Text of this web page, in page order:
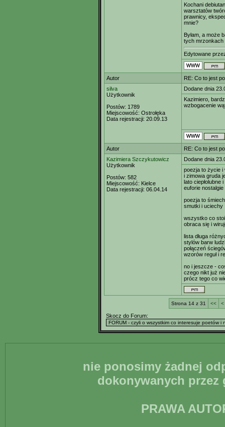
Kochani
warsztatów
prawnicy,
mnie?
Byłam, a może
tych mrzonkach
Edytowane
Autor
RE: Co to jest
silva
Użytkownik
Postów: 1789
Miejscowość: Ostrołęka
Data rejestracji: 20.09.13
Dodane dnia
Kazimiero,
wzbogacenie
Autor
RE: Co to jest
Kazimiera Szczykutowicz
Użytkownik
Postów: 582
Miejscowość: Kielce
Data rejestracji: 06.04.14
Dodane dnia
poezja to życie i
i zimowa gruda
lato ciepłolubne
euforie
poezja to
smutki i uciechy
wszystko co stoi
obraca się i
lista długa
stylów barw
połączeń
wzorów reguł i
no i jeszcze -
czego nikt już
prócz tego co
Strona 14 z 31 << <
Skocz do Forum:
nie ponosimy żadnej
dokonywanych
PRAWA